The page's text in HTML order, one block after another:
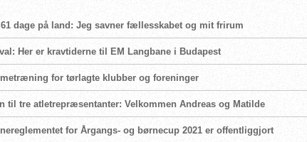
61 dage på land: Jeg savner fællesskabet og mit frirum
Her er kravtiderne til EM Langbane i Budapest
for tørlagte klubber og foreninger
til tre atletrepræsentanter: Velkommen Andreas og Matilde
for Årgangs- og børnecup 2021 er offentliggjort